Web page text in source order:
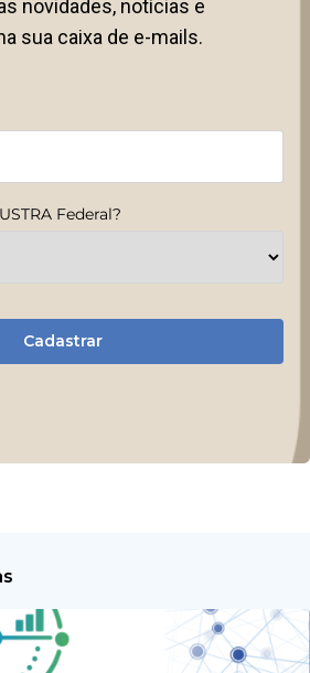
novidades, notícias e
sua caixa de e-mails.
Federal?
Cadastrar